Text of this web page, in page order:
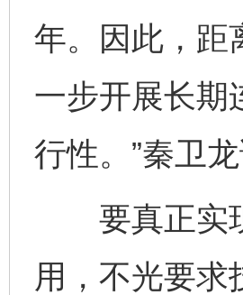
年。因此，距
一步开展长期
行性。”秦卫龙
要真正实现
用，不光要求